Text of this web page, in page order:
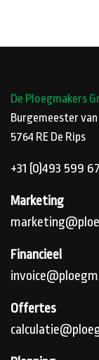
De Ploegmakers
Burgemeester
5764 RE De Rips
+31 (0)493 599
Marketing
Financieel
Offertes